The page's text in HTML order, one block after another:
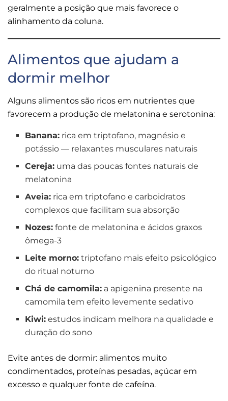
geralmente a posição que mais favorece o
alinhamento da coluna.
Alimentos que ajudam a
dormir melhor
Alguns alimentos são ricos em nutrientes que
favorecem a produção de melatonina e serotonina:
Banana: rica em triptofano, magnésio e
potássio — relaxantes musculares naturais
Cereja: uma das poucas fontes naturais de
melatonina
Aveia: rica em triptofano e carboidratos
complexos que facilitam sua absorção
Nozes: fonte de melatonina e ácidos graxos
ômega-3
Leite morno: triptofano mais efeito psicológico
do ritual noturno
Chá de camomila: a apigenina presente na
camomila tem efeito levemente sedativo
Kiwi: estudos indicam melhora na qualidade e
duração do sono
Evite antes de dormir: alimentos muito
condimentados, proteínas pesadas, açúcar em
excesso e qualquer fonte de cafeína.